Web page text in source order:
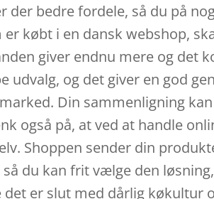
der bedre fordele, så du på
købt i en dansk webshop,
giver endnu mere og det
udvalg, og det giver en god
Din sammenligning
også på, at ved at handle
Shoppen sender din
du kan frit vælge den
er slut med dårlig køkultur